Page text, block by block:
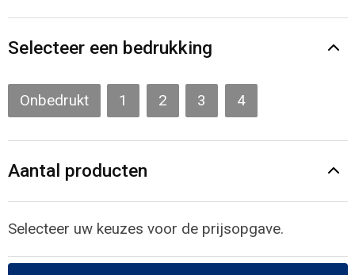
Kledingaccessoires
Selecteer een bedrukking
Onbedrukt 1 2 3 4
Aantal producten
Selecteer uw keuzes voor de prijsopgave.